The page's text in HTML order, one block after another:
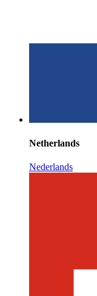
Netherlands
Nederlands